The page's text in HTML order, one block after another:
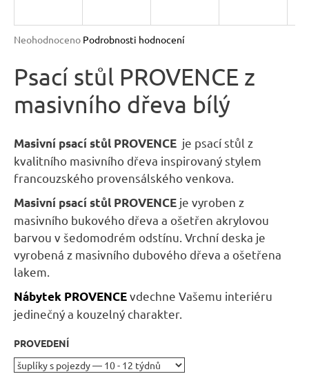
Průměrné
produktu
je
z
hvězdiček.
Neohodnoceno Podrobnosti hodnocení
Psací stůl PROVENCE z
masivního dřeva bílý
Masivní psací stůl PROVENCE je psací stůl z
kvalitního masivního dřeva inspirovaný stylem
francouzského provensálského venkova.
Masivní psací stůl PROVENCE je vyroben z
masivního bukového dřeva a ošetřen akrylovou
barvou v šedomodrém odstínu. Vrchní deska je
vyrobená z masivního dubového dřeva a ošetřena
lakem.
Nábytek PROVENCEvdechne Vašemu interiéru
jedinečný a kouzelný charakter.
PROVEDENÍ
A
a
í
t
?
D
o
p
o
r
č
u